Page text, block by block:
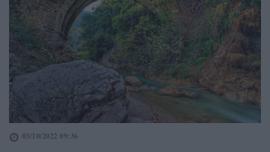
03/10/2022 09:36